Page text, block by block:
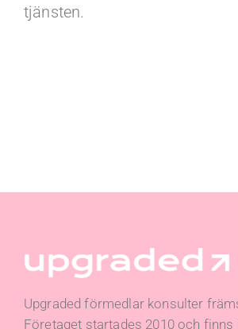
tjänsten.
Upgraded förmedlar konsulter
Företaget startades 2010 och finns